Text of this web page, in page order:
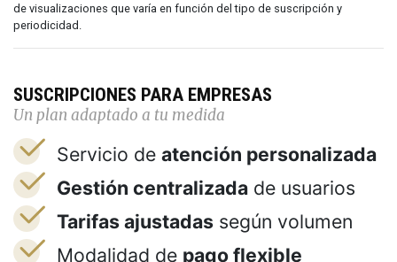
de visualizaciones que varía en función del tipo de suscripción y
periodicidad.
SUSCRIPCIONES PARA EMPRESAS
Un plan adaptado a tu medida
Servicio de atención personalizada
Gestión centralizada de usuarios
Tarifas ajustadas según volumen
Modalidad de pago flexible